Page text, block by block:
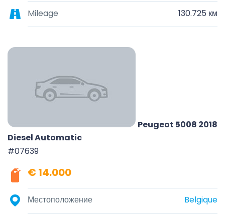
Mileage 130.725 км
Peugeot 5008 2018
Diesel Automatic
#07639
€ 14.000
Местоположение Belgique